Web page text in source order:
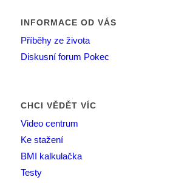
INFORMACE OD VÁS
Příběhy ze života
Diskusní forum Pokec
CHCI VĚDĚT VÍC
Video centrum
Ke stažení
BMI kalkulačka
Testy